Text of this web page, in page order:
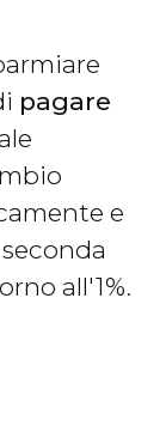
pagare
e
all'1%.